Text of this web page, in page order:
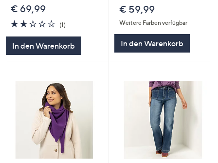
€ 69,99
2.0
von
(1)1
In den Warenkorb
€ 59,99
Weitere Farben verfügbar
In den Warenkorb